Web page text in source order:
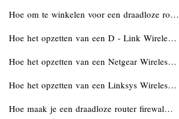
Hoe om te winkelen voor een draadloze ro…
Hoe het opzetten van een D - Link Wirele…
Hoe het opzetten van een Netgear Wireles…
Hoe het opzetten van een Linksys Wireles…
Hoe maak je een draadloze router firewal…